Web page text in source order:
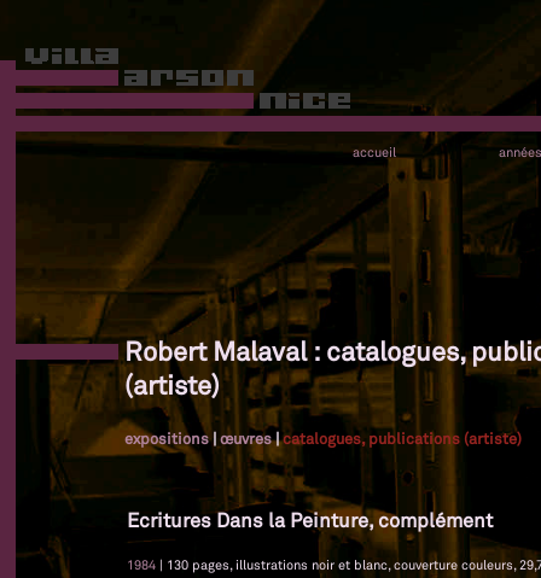
accueil années
Robert Malaval : catalogues,
(artiste)
expositions|œuvres|catalogues, publications (artiste)
Ecritures Dans la Peinture, complément
1984 | 130 pages, illustrations noir et blanc, couverture couleurs,